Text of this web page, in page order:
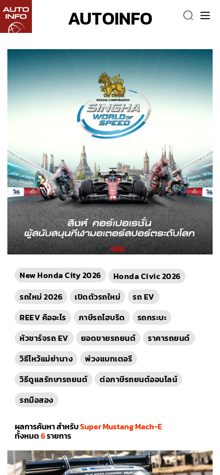
AUTOINFO
New Honda City 2026
Honda Civic 2026
รถใหม่ 2026
เปิดตัวรถใหม่
รถ EV
REEV คืออะไร
ภาษีรถไฮบริด
รถกระบะ
หัวชาร์จรถ EV
ยอดขายรถยนต์
ราคารถยนต์
วิธีไหว้แม่ย่านาง
พ่วงแบทเตอรี
วิธีดูแลรักษารถยนต์
ต่อภาษีรถยนต์ออนไลน์
รถมือสอง
ผลการค้นหา สำหรับSuper Mustang Mach-E
ทั้งหมด6รายการ